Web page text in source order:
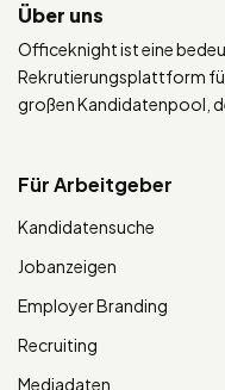
Über uns
Officeknight ist eine
Rekrutierungsplattform
großen Kandidatenpool,
Für Arbeitgeber
Kandidatensuche
Jobanzeigen
Employer Branding
Recruiting
Mediadaten